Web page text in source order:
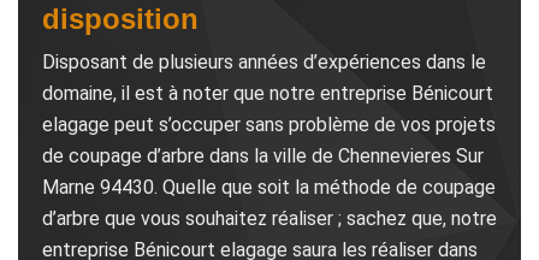
disposition
Disposant de plusieurs années d’expériences dans le
domaine, il est à noter que notre entreprise Bénicourt
elagage peut s’occuper sans problème de vos projets
de coupage d’arbre dans la ville de Chennevieres Sur
Marne 94430. Quelle que soit la méthode de coupage
d’arbre que vous souhaitez réaliser ; sachez que, notre
entreprise Bénicourt elagage saura les réaliser dans